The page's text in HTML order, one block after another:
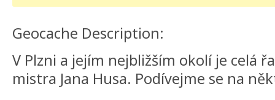
Geocache Description:
V Plzni a jejím nejbližším okolí je celá
mistra Jana Husa. Podívejme se na